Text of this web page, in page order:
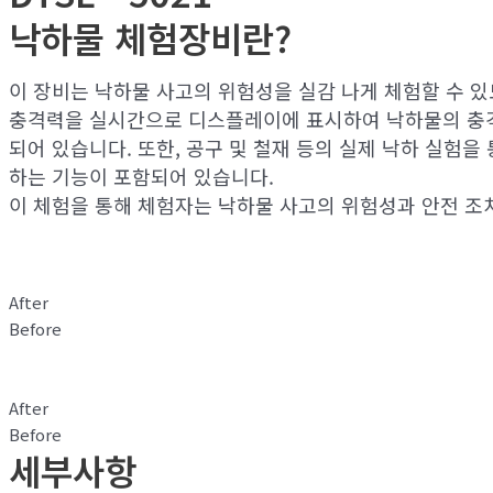
낙하물 체험장비란?
이 장비는 낙하물 사고의 위험성을 실감 나게 체험할 수
충격력을 실시간으로 디스플레이에 표시하여 낙하물의
되어 있습니다. 또한, 공구 및 철재 등의 실제 낙하 실험
하는 기능이 포함되어 있습니다.
이 체험을 통해 체험자는 낙하물 사고의 위험성과 안전
After
Before
After
Before
세부사항